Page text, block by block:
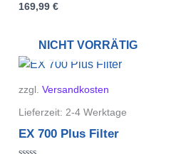
0
169,99 €
NICHT VORRÄTIG
zzgl. Versandkosten
Lieferzeit: 2-4 Werktage
EX 700 Plus Filter